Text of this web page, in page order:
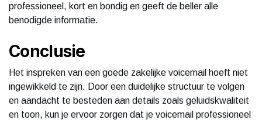
professioneel, kort en bondig en geeft de beller alle
benodigde informatie.
Conclusie
Het inspreken van een goede zakelijke voicemail hoeft niet
ingewikkeld te zijn. Door een duidelijke structuur te volgen
en aandacht te besteden aan details zoals geluidskwaliteit
en toon, kun je ervoor zorgen dat je voicemail professioneel